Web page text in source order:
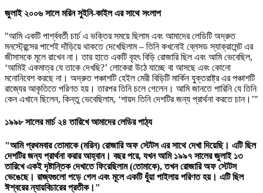
জুলাই ২০০৬ সালে মরিন সুইনি-কাইল এর সাথে সংলাপ
"আমি একটি পার্শ্ববর্তী চার্চ এ ভক্তির সময়ে ছিলাম এবং আমাদের লেডিটি অদ্রুত
মনস্ট্রেন্সের পাশেই দাঁড়িয়ে থাকতে দেখেছিলাম – তিনি কখনোই ব্লেসড স্যাক্রামেন্ট এর
জীসাসকে মূলে রাখেন না। তার হাতে একটি বৃহৎ বিড়ি রোজারি ছিল এবং আমি ভেবেছিল,
‘আমিই একমাত্র যে তাকে দেখছি?’ লোকেরা উঠে যাচ্ছে বা আসছে এবং কোনো
মনোনিবেশ করছে না। অদ্রুত পঞ্চাশটি হেইল মেরী বিড়িটি মার্কিন যুক্তরাষ্ট্র এর পঞ্চাশটি
রাজ্যের আকৃতিতে পরিণত হয়। তারপর তিনি চলে গেলেন। আমি জানতে পারিনি যে তিনি
কেন এখানে ছিলেন, কিন্তু ভেবেছিলাম, ‘শায়দ তিনি দেশটির জন্য প্রার্থনা করতে চান।’"
১৯৯৮ সালের মার্চ ২৪ তারিখে আমাদের লেডির পাঠ্য
"আমি প্রথমবার তোমাকে (মরিন) রোজারি অফ স্টেটস এর সাথে দেখা দিয়েছি। এটি ছিল
দেশটির জন্য প্রার্থনা করার আহ্বান। বছর পরে, যখন আমি ১৯৯৭ সালের জুলাই ১৩
তারিখে একই দৃষ্টান্তিক দেখাতে ফিরেছিলাম (তোমাকে), তখন রোজারি অফ স্টেটস
ভেঙেছে। রাজ্যগুলো পড়ে গেল এবং মূলে একটি ধুঁয়া পাইলায় পরিণত হয়। এটি ছিল
ঈশ্বরের ন্যায়বিচারের প্রতীক।"